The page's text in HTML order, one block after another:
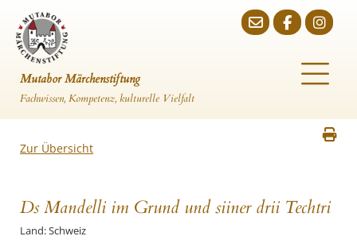
Mutabor Märchenstiftung
Fachwissen, Kompetenz, kulturelle Vielfalt
Zur Übersicht
Ds Mandelli im Grund und siiner drii Techtri
Land: Schweiz